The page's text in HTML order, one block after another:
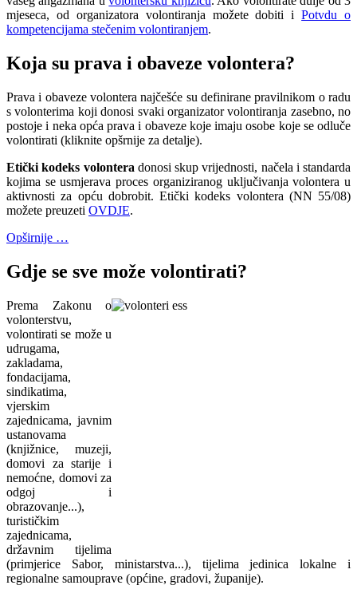
mjeseca, od organizatora volontiranja možete dobiti iPotvdu o
kompetencijama stečenim volontiranjem.
Koja su prava i obaveze volontera?
Prava i obaveze volontera najčešće su definirane pravilnikom o radu
s volonterima koji donosi svaki organizator volontiranja zasebno, no
postoje i neka opća prava i obaveze koje imaju osobe koje se odluče
volontirati (kliknite opšrnije za detalje).
Etički kodeks volontera donosi skup vrijednosti, načela i standarda
kojima se usmjerava proces organiziranog uključivanja volontera u
aktivnosti za opću dobrobit. Etički kodeks volontera (NN 55/08)
možete preuzeti OVDJE.
Opširnije …
Gdje se sve može volontirati?
Prema Zakonu o
volonterstvu,
volontirati se može u
udrugama,
zakladama,
fondacijama,
sindikatima,
vjerskim
zajednicama, javnim
ustanovama
(knjižnice, muzeji,
domovi za starije i
nemoćne, domovi za
odgoj i
obrazovanje...),
turističkim
zajednicama,
državnim tijelima
(primjerice Sabor, ministarstva...), tijelima jedinica lokalne i
regionalne samouprave (općine, gradovi, županije).